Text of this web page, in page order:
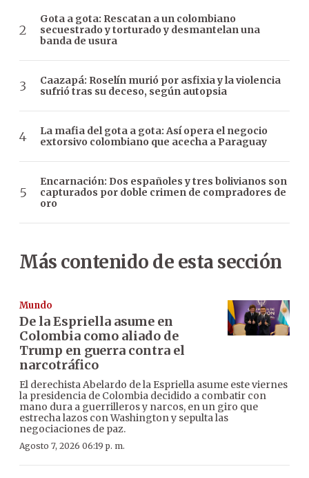
Gota a gota: Rescatan a un colombiano
secuestrado y torturado y desmantelan una
banda de usura
Caazapá: Roselín murió por asfixia y la violencia
sufrió tras su deceso, según autopsia
La mafia del gota a gota: Así opera el negocio
extorsivo colombiano que acecha a Paraguay
Encarnación: Dos españoles y tres bolivianos son
capturados por doble crimen de compradores de
oro
Más contenido de esta sección
Mundo
De la Espriella asume en
Colombia como aliado de
Trump en guerra contra el
narcotráfico
El derechista Abelardo de la Espriella asume este viernes
la presidencia de Colombia decidido a combatir con
mano dura a guerrilleros y narcos, en un giro que
estrecha lazos con Washington y sepulta las
negociaciones de paz.
Agosto 7, 2026 06:19 p. m.